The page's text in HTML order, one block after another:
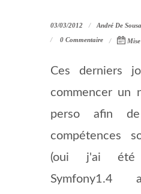
03/03/2012 André De Sousa
0 Commentaire
Ces derniers
commencer un
perso afin
compétences
(oui j'ai été
Symfony1.4